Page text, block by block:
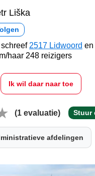
Liška
2517 Lidwoord en
haar 248 reizigers
Ik wil daar naar toe
(1 evaluatie) Stuur
afdelingen